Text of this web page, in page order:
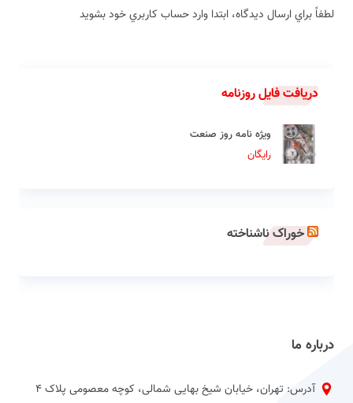
لطفاً براي ارسال دیدگاه، ابتدا وارد حساب كاربري خود بشويد
دریافت فایل روزنامه
ویژه نامه روز صنعت
رایگان
خوراک ناشناخته
درباره ما
آدرس: تهران، خیابان شیخ بهایی شمالی، کوچه معصومی پلاک 4